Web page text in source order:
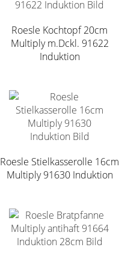
Roesle Kochtopf 20cm
Multiply m.Dckl. 91622
Induktion
Roesle Stielkasserolle 16cm
Multiply 91630 Induktion